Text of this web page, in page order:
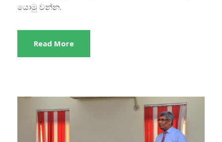
යොමු වන්න.
Read More